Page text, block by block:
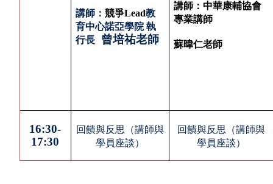
講師： 競爭Lead教
育中心諾亞學院 執
行長曾培祐老師
講師：中華康輔協會
專業講師
蘇暐仁老師
16:30-
17:30
回饋與反思（講師與
學員座談）
回饋與反思（講師與
學員座談）